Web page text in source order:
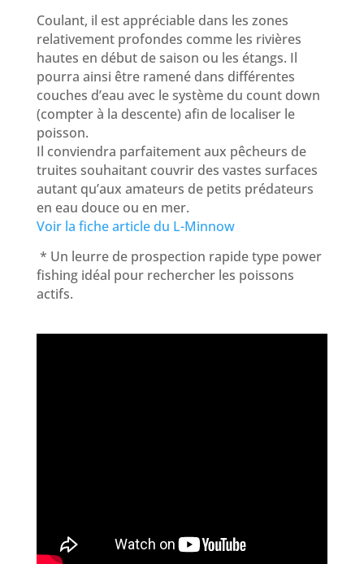
Coulant, il est appréciable dans les zones
relativement profondes comme les rivières
hautes en début de saison ou les étangs. Il
pourra ainsi être ramené dans différentes
couches d’eau avec le système du count down
(compter à la descente) afin de localiser le
poisson.
Il conviendra parfaitement aux pêcheurs de
truites souhaitant couvrir des vastes surfaces
autant qu’aux amateurs de petits prédateurs
en eau douce ou en mer.
Voir la fiche article du L-Minnow
* Un leurre de prospection rapide type power
fishing idéal pour rechercher les poissons
actifs.